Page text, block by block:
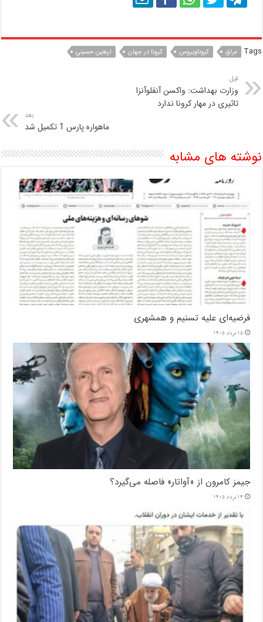
Tags عراق كروناويروس كرونا در جهان اربعين حسيني
قبل
وزارت بهداشت: واکسن آنفلوآنزا
تاثیری در مهار کرونا ندارد
بعد
ماهواره پارس 1 تکمیل شد
نوشته های مشابه
فرضیه‌ای علیه تسنیم و همشهری
15 مرداد 1405
جیمز کامرون از «آواتار» فاصله می‌گیرد؟
14 مرداد 1405